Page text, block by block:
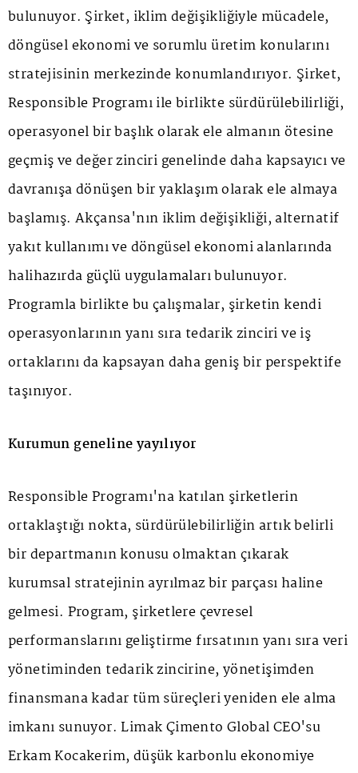
bulunuyor. Şirket, iklim değişikliğiyle mücadele,
döngüsel ekonomi ve sorumlu üretim konularını
stratejisinin merkezinde konumlandırıyor. Şirket,
Responsible Programı ile birlikte sürdürülebilirliği,
operasyonel bir başlık olarak ele almanın ötesine
geçmiş ve değer zinciri genelinde daha kapsayıcı ve
davranışa dönüşen bir yaklaşım olarak ele almaya
başlamış. Akçansa'nın iklim değişikliği, alternatif
yakıt kullanımı ve döngüsel ekonomi alanlarında
halihazırda güçlü uygulamaları bulunuyor.
Programla birlikte bu çalışmalar, şirketin kendi
operasyonlarının yanı sıra tedarik zinciri ve iş
ortaklarını da kapsayan daha geniş bir perspektife
taşınıyor.
Kurumun geneline yayılıyor
Responsible Programı'na katılan şirketlerin
ortaklaştığı nokta, sürdürülebilirliğin artık belirli
bir departmanın konusu olmaktan çıkarak
kurumsal stratejinin ayrılmaz bir parçası haline
gelmesi. Program, şirketlere çevresel
performanslarını geliştirme fırsatının yanı sıra veri
yönetiminden tedarik zincirine, yönetişimden
finansmana kadar tüm süreçleri yeniden ele alma
imkanı sunuyor. Limak Çimento Global CEO'su
Erkam Kocakerim, düşük karbonlu ekonomiye